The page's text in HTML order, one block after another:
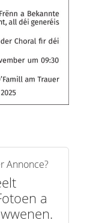
Annonce?
a